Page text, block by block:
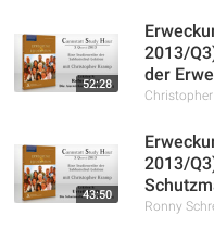
52:28
2013/
der
43:50
2013/
Ronny